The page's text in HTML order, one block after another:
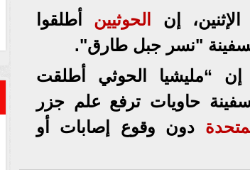
إن
الحوثيين أطلقوا
السفينة "نسر جبل طارق".
إن “مليشيا الحوثي أطلقت
حاويات ترفع علم جزر
دون وقوع إصابات أو